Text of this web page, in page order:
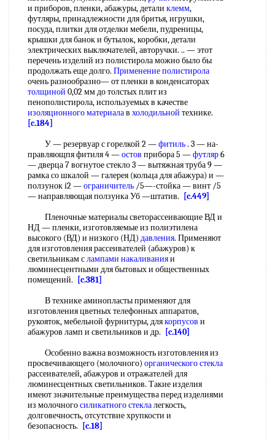
и приборов, пленки, абажуры, детали клемм,
футляры, принадлежности для бритья, игрушки,
посуда, плитки для отделки мебели, пудреницы,
крышки для банок и бутылок, коробки, детали
электрических выключателей, авторучки. .. — этот
перечень изделий из полистирола можно было бы
продолжать еще долго. Применение полистирола
очень разнообразно— от пленки в конденсаторах
толщиной 0,02 мм до толстых плит из
пенополистирола, используемых в качестве
изоляционного материалав холодильной технике.
[c.184]
У — резервуар с горелкой 2 —фитиль. 3 — на-
правляющпя фитиля 4 —остов прибора 5 —футляр6
— дверца 7 вогнутое стекло 3 — вытяжная труба 9 —
рамка со шкалой — галерея (кольца для абажура) и —
ползунок i2 —ограничитель /5—-стойка — винт /5
— направляющая ползунка Уб —штатив.
[c.449]
Пленочные материалы светорассеивающие ВД и
НД — пленки, изготовляемые из полиэтилена
высокого (ВД) и низкого (НД) давления. Применяют
для изготовления рассеивателей (абажуров) к
светильникам слампами накаливанияи
люминесцентными для бытовых и общественных
помещений.
[c.381]
В технике аминопласты применяют для
изготовления цветных телефонных аппаратов,
рукояток, мебельной фурнитуры, длякорпусов и
абажуров ламп и светильников и др.
[c.140]
Особенно важна возможность изготовления из
просвечивающего (молочного) органического стекла
рассеивателей, абажуров и отражателей для
люминесцентных светильников. Такие изделия
имеют значительные преимущества перед изделиями
из молочногосиликатного стеклалегкость,
долговечность, отсутствие хрупкости и
безопасность.
[c.18]